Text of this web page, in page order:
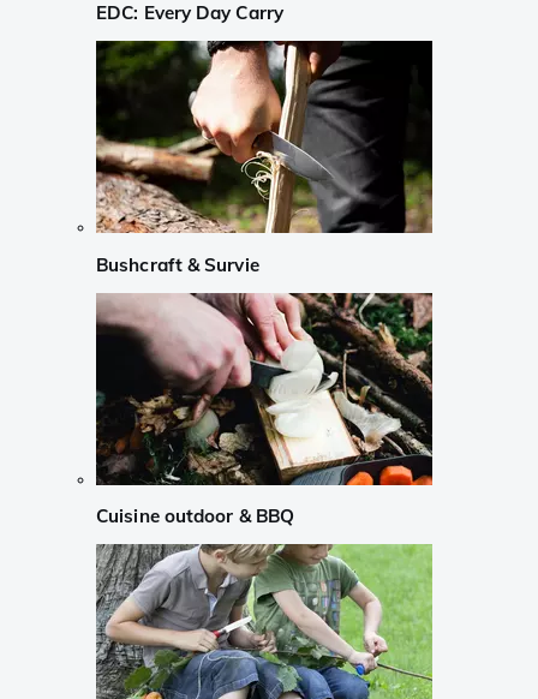
EDC: Every Day Carry
Bushcraft & Survie
Cuisine outdoor & BBQ